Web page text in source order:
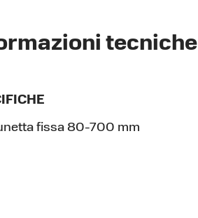
tecniche
fissa 80-700 mm